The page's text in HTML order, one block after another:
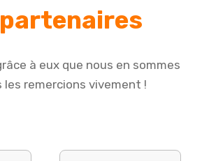
partenaires
à eux que nous en sommes
les remercions vivement !